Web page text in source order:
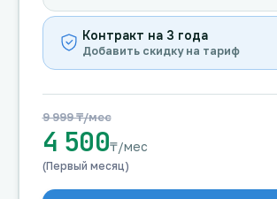
Контракт на 3 года
Добавить скидку на тариф
9 999 ₸/мес
4 500₸/мес
(Первый месяц)